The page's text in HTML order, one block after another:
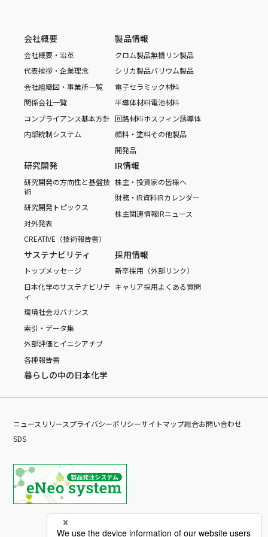
会社概要
会社概要・沿革
代表挨拶・企業理念
会社組織図・事業所一覧
関係会社一覧
コンプライアンス基本方針
内部統制システム
製品情報
クロム製品無機リン製品
シリカ製品バリウム製品
電子セラミック材料
半導体材料電池材料
回路材料ホスフィン誘導体
顔料・塗料その他製品
開発品
研究開発
研究開発の方向性と基盤技
術
研究開発トピックス
対外発表
CREATIVE（技術報告書）
IR情報
株主・投資家の皆様へ
財務・IR資料IRカレンダー
株主関連情報IRニュース
サステナビリティ
トップメッセージ
日本化学のサステナビリテ
ィ
環境社会ガバナンス
索引・データ集
外部評価とイニシアチブ
各種報告書
採用情報
新卒採用（外部リンク）
キャリア採用よくある質問
暮らしの中の日本化学
ニュースリリースプライバシーポリシーサイトマップ総合お問い合わせ
SDS